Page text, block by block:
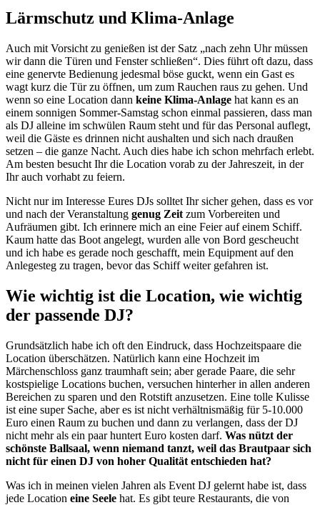
Lärmschutz und Klima-Anlage
Auch mit Vorsicht zu genießen ist der Satz „nach zehn Uhr müssen
wir dann die Türen und Fenster schließen“. Dies führt oft dazu, dass
eine genervte Bedienung jedesmal böse guckt, wenn ein Gast es
wagt kurz die Tür zu öffnen, um zum Rauchen raus zu gehen. Und
wenn so eine Location dann keine Klima-Anlage hat kann es an
einem sonnigen Sommer-Samstag schon einmal passieren, dass man
als DJ alleine im schwülen Raum steht und für das Personal auflegt,
weil die Gäste es drinnen nicht aushalten und sich nach draußen
setzen – die ganze Nacht. Auch dies habe ich schon mehrfach erlebt.
Am besten besucht Ihr die Location vorab zu der Jahreszeit, in der
Ihr auch vorhabt zu feiern.
Nicht nur im Interesse Eures DJs solltet Ihr sicher gehen, dass es vor
und nach der Veranstaltung genug Zeit zum Vorbereiten und
Aufräumen gibt. Ich erinnere mich an eine Feier auf einem Schiff.
Kaum hatte das Boot angelegt, wurden alle von Bord gescheucht
und ich habe es gerade noch geschafft, mein Equipment auf den
Anlegesteg zu tragen, bevor das Schiff weiter gefahren ist.
Wie wichtig ist die Location, wie wichtig
der passende DJ?
Grundsätzlich habe ich oft den Eindruck, dass Hochzeitspaare die
Location überschätzen. Natürlich kann eine Hochzeit im
Märchenschloss ganz traumhaft sein; aber gerade Paare, die sehr
kostspielige Locations buchen, versuchen hinterher in allen anderen
Bereichen zu sparen und den Rotstift anzusetzen. Eine tolle Kulisse
ist eine super Sache, aber es ist nicht verhältnismäßig für 5-10.000
Euro einen Raum zu buchen und dann zu verlangen, dass der DJ
nicht mehr als ein paar huntert Euro kosten darf. Was nützt der
schönste Ballsaal, wenn niemand tanzt, weil das Brautpaar sich
nicht für einen DJ von hoher Qualität entschieden hat?
Was ich in meinen vielen Jahren als Event DJ gelernt habe ist, dass
jede Location eine Seele hat. Es gibt teure Restaurants, die von